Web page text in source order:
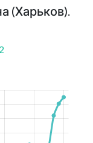
(Харьков).